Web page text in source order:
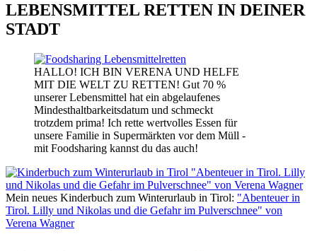
LEBENSMITTEL RETTEN IN DEINER
STADT
HALLO! ICH BIN VERENA UND HELFE
MIT DIE WELT ZU RETTEN! Gut 70 %
unserer Lebensmittel hat ein abgelaufenes
Mindesthaltbarkeitsdatum und schmeckt
trotzdem prima! Ich rette wertvolles Essen für
unsere Familie in Supermärkten vor dem Müll -
mit Foodsharing kannst du das auch!
Mein neues Kinderbuch zum Winterurlaub in Tirol: "Abenteuer in
Tirol. Lilly und Nikolas und die Gefahr im Pulverschnee" von
Verena Wagner